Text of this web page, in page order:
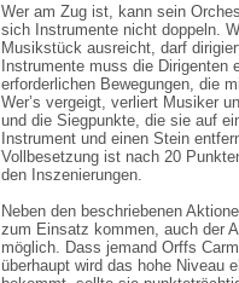
Wer am Zug ist, kann sein
sich Instrumente nicht doppeln.
Musikstück ausreicht, darf
Instrumente muss die Dirigenten
erforderlichen Bewegungen, die
Wer’s vergeigt, verliert Musiker
und die Siegpunkte, die sie auf
Instrument und einen Stein
Vollbesetzung ist nach 20
den Inszenierungen.
Neben den beschriebenen
zum Einsatz kommen, auch der
möglich. Dass jemand Orffs
überhaupt wird das hohe Niveau